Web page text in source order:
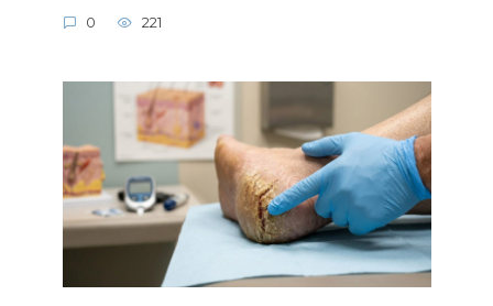
0 221